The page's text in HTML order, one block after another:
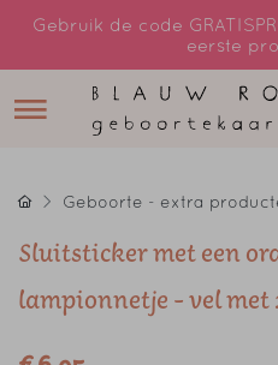
Gebruik de code
eerste
Geboorte - extra
Sluitsticker met een
lampionnetje - vel met